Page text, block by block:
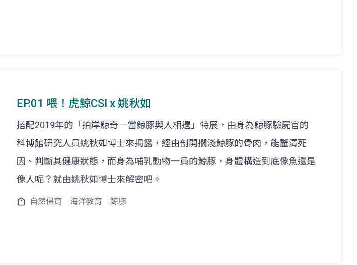
EP.01 喂！虎鯨CSI x 姚秋如
搭配2019年的「拍岸鯨奇－當鯨豚與人相遇」特展，由身為鯨豚驗屍官的
科博館研究人員姚秋如博士來揭露，經由剖開擱淺鯨豚的骨肉，能釐清死
因、判斷其健康狀態，而身為哺乳動物一員的鯨豚，身體構造到底像魚還是
像人呢？就由姚秋如博士來解密吧。
自然保育 海洋教育 鯨豚